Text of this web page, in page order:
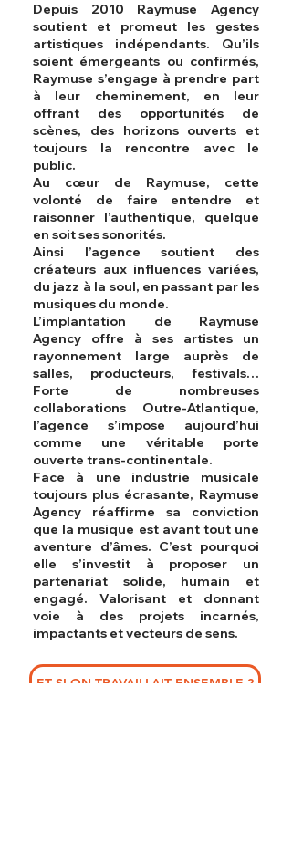
Depuis 2010 Raymuse Agency
soutient et promeut les gestes
artistiques indépendants. Qu’ils
soient émergeants ou confirmés,
Raymuse s’engage à prendre part
à leur cheminement, en leur
offrant des opportunités de
scènes, des horizons ouverts et
toujours la rencontre avec le
public.
Au cœur de Raymuse, cette
volonté de faire entendre et
raisonner l’authentique, quelque
en soit ses sonorités.
Ainsi l’agence soutient des
créateurs aux influences variées,
du jazz à la soul, en passant par les
musiques du monde.
L’implantation de Raymuse
Agency offre à ses artistes un
rayonnement large auprès de
salles, producteurs, festivals…
Forte de nombreuses
collaborations Outre-Atlantique,
l’agence s’impose aujourd’hui
comme une véritable porte
ouverte trans-continentale.
Face à une industrie musicale
toujours plus écrasante, Raymuse
Agency réaffirme sa conviction
que la musique est avant tout une
aventure d’âmes. C’est pourquoi
elle s’investit à proposer un
partenariat solide, humain et
engagé. Valorisant et donnant
voie à des projets incarnés,
impactants et vecteurs de sens.
ET SI ON TRAVAILLAIT ENSEMBLE ?